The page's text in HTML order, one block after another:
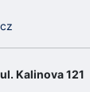
ul. Kalinova 121